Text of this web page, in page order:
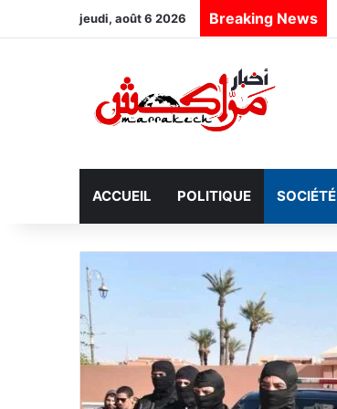
jeudi, août 6 2026 Breaking News
ACCUEIL POLITIQUE SOCIÉTÉ